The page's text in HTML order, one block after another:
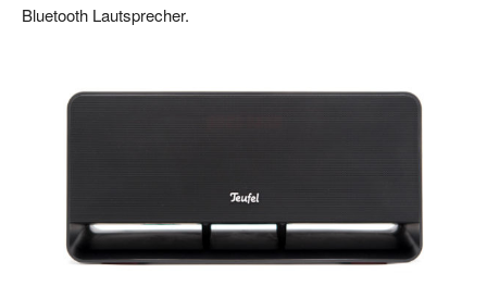
Bluetooth Lautsprecher.